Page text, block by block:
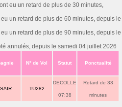
eu un retard de plus de 30 minutes,
un retard de plus de 60 minutes, depuis le
un retard de plus de 90 minutes, depuis le
annulés, depuis le samedi 04 juillet 2026
N° de Vol Statut Ponctualité
TU282
DECOLLE
07:38
Retard de 33
minutes